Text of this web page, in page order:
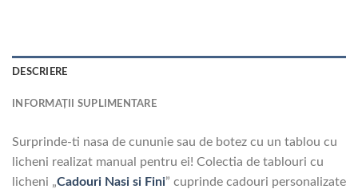
DESCRIERE
INFORMAȚII SUPLIMENTARE
Surprinde-ti nasa de cununie sau de botez cu un tablou cu
licheni realizat manual pentru ei! Colectia de tablouri cu
licheni „Cadouri Nasi si Fini” cuprinde cadouri personalizate